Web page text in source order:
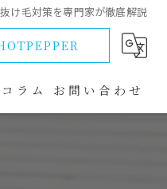
け毛対策を専門家が徹底解説
コラム お問い合わせ